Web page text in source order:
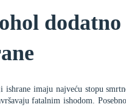
dodatno
ishrane imaju najveću stopu
fatalnim ishodom.